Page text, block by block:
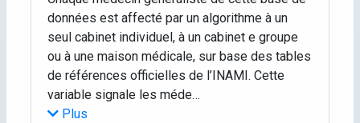
données est affecté par un algorithme à un
seul cabinet individuel, à un cabinet e groupe
ou à une maison médicale, sur base des tables
de références officielles de l’INAMI. Cette
variable signale les méde…
Plus